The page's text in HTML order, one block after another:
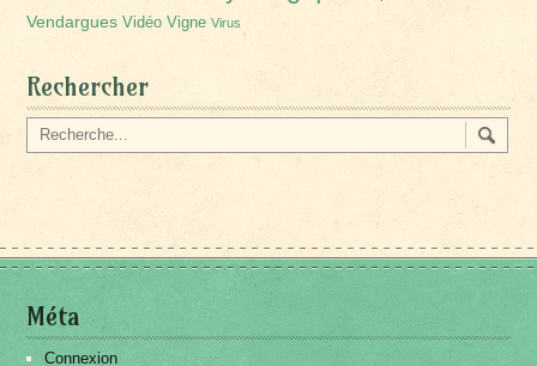
Vendargues Vidéo Vigne Virus
Rechercher
Méta
Connexion